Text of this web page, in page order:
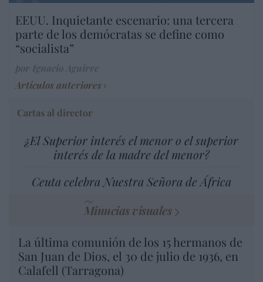
EEUU. Inquietante escenario: una tercera
parte de los demócratas se define como
“socialista”
Artículos anteriores
Cartas al director
¿El Superior interés el menor o el superior
interés de la madre del menor?
Ceuta celebra Nuestra Señora de África
Minucias visuales
La última comunión de los 15 hermanos de
San Juan de Dios, el 30 de julio de 1936, en
Calafell (Tarragona)